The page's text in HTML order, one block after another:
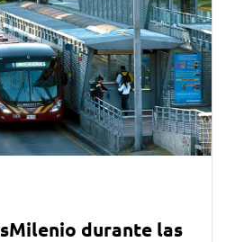
durante las